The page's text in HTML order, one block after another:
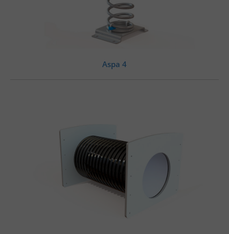
Aspa 4